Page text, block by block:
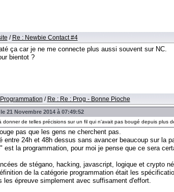
/ Re : Newbie Contact #4
ça car je ne me connecte plus aussi souvent sur NC.
bientot ?
/ Re : Re : Prog - Bonne Pioche
21 Novembre 2014 à 07:49:52
donner de telles précisions sur un fil qui n'avait pas bougé depuis plus
pas que les gens ne cherchent pas.
entre 24h et 48h dessus sans avancer beaucoup sur la
est la programmation, pour moi je pense que ce sera
de stégano, hacking, javascript, logique et crypto
de la catégorie programmation était les
les épreuve simplement avec suffisament d'effort.